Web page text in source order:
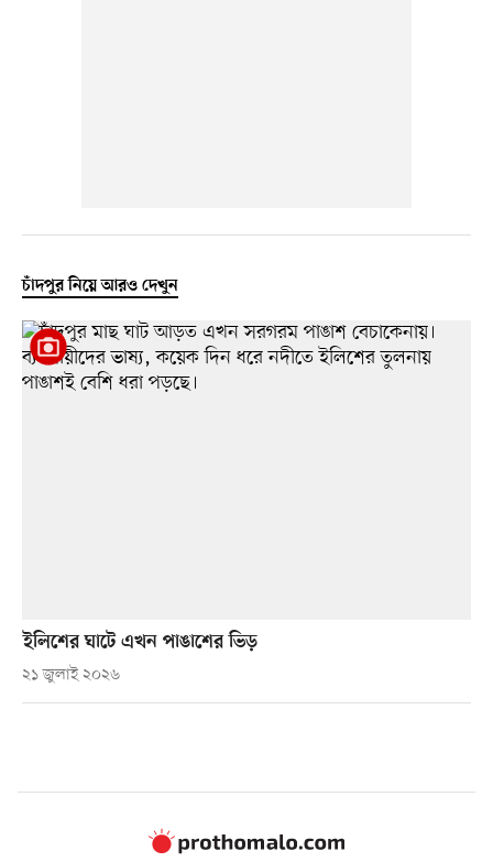
চাঁদপুর নিয়ে আরও দেখুন
ইলিশের ঘাটে এখন পাঙাশের ভিড়
২১ জুলাই ২০২৬